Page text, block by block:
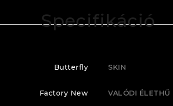
Specifikáció
Butterfly SKIN
Factory New VALÓDI ÉLETHŰ